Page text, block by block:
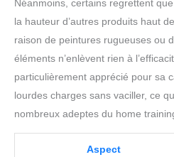
Néanmoins, certains regrettent
la hauteur d’autres produits haut
raison de peintures rugueuses ou
éléments n’enlèvent rien à
particulièrement apprécié pour sa
lourdes charges sans vaciller, ce
nombreux adeptes du home
Aspect